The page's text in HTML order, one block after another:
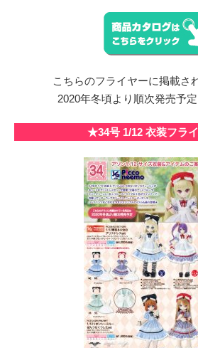
こちらのフライヤーに掲載さ
2020年冬頃より順次発売予定
★34号 1/12 衣装フラ